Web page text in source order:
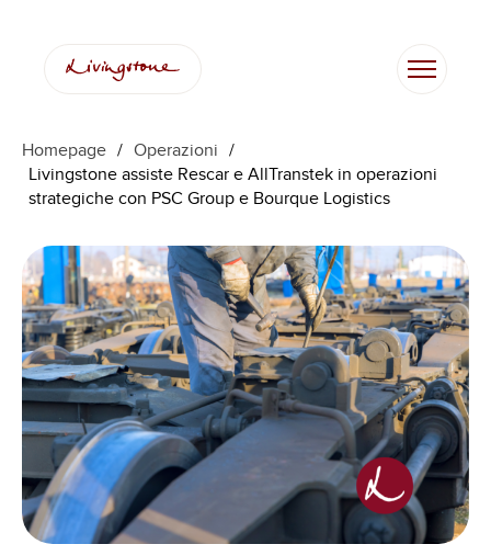
Homepage / Operazioni /
Livingstone assiste Rescar e AllTranstek in operazioni
strategiche con PSC Group e Bourque Logistics